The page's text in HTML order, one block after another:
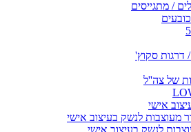
/ מתגייסים
דרגות סקוץ'
של צה''ל
אישי
מעוצבות לנשק בעיצוב אישי
לנשק בעיצוב אישי